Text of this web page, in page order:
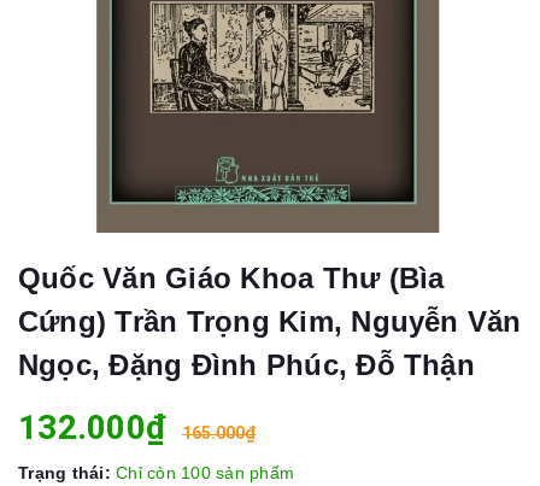
Quốc Văn Giáo Khoa Thư (Bìa
Cứng) Trần Trọng Kim, Nguyễn Văn
Ngọc, Đặng Đình Phúc, Đỗ Thận
132.000₫ 165.000₫
Trạng thái: Chỉ còn 100 sản phẩm